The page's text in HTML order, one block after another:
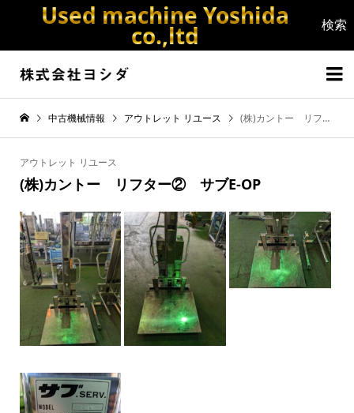
Used machine Yoshida
co.,ltd


中古機械情報 アウトレット リユース (株)カントー リフター② サブE-OP
アウトレット リユース
(株)カントー リフター② サブE-OP